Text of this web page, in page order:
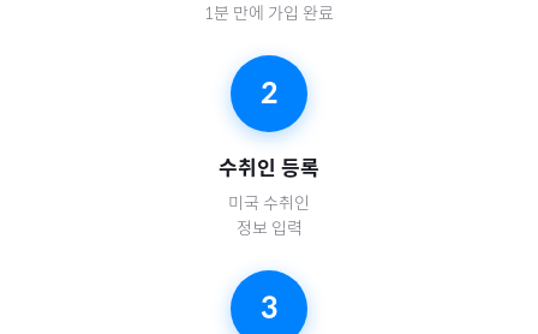
1분 만에 가입 완료
2
수취인 등록
미국 수취인
정보 입력
3